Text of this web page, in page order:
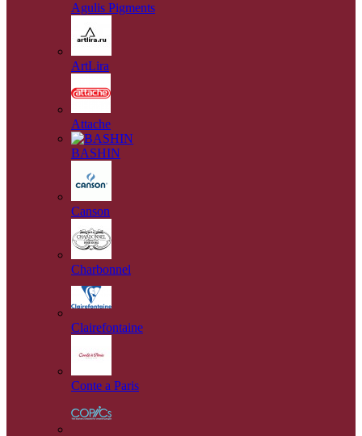
Agulis Pigments
ArtLira
Attache
BASHIN
Canson
Charbonnel
Clairefontaine
Conte a Paris